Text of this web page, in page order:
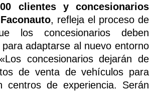
clientes y concesionarios
, refleja el proceso de
los concesionarios deben
adaptarse al nuevo entorno
concesionarios dejarán de
de venta de vehículos para
centros de experiencia. Serán